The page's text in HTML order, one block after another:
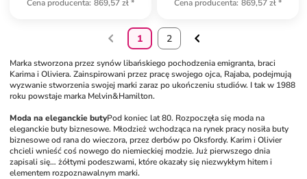
Cena producenta: 869,57 zł* Cena producenta: 869,57 zł*
1 2
Marka stworzona przez synów libańskiego pochodzenia emigranta, braci
Karima i Oliviera. Zainspirowani przez pracę swojego ojca, Rajaba, podejmują
wyzwanie stworzenia swojej marki zaraz po ukończeniu studiów. I tak w 1988
roku powstaje marka Melvin&Hamilton.
Moda na eleganckie butyPod koniec lat 80. Rozpoczęła się moda na
eleganckie buty biznesowe. Młodzież wchodząca na rynek pracy nosiła buty
biznesowe od rana do wieczora, przez derbów po Oksfordy. Karim i Olivier
chcieli wnieść coś nowego do niemieckiej modzie. Już pierwszego dnia
zapisali się… żółtymi podeszwami, które okazały się niezwykłym hitem i
elementem rozpoznawalnym marki.